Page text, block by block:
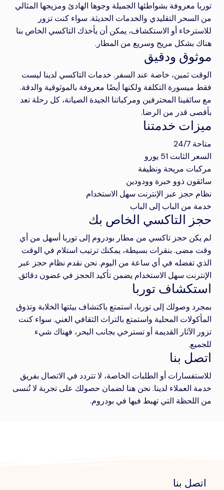
توربا معروفة بشواطئها الجميلة وجوها الهادئ ومزيجها المثالي
من السحر التقليدي والخدمات الحديثة. سواء كنت تزور
للاسترخاء أو الاستكشاف، يمكن أن يأخذك التاكسي الخاص بنا
هناك بشكل مريح وسريع من المطار.
موثوق ودقيق
الوقت ثمين، خاصة عند السفر. خدمات التاكسي لدينا ليست
فقط ميسورة التكلفة ولكنها أيضًا معروفة بالموثوقية والدقة.
مع سائقينا المحترفين ومركباتنا الجيدة الصيانة، كل رحلة تعد
بأقصى قدر من الرضا.
ميزات خدمتنا
متاحة 24/7
السعر الثابت 51 يورو
مركبات مريحة ونظيفة
سائقون ذوو خبرة وودودين
نظام حجز عبر الإنترنت سهل الاستخدام
خدمة من الباب إلى الباب
حجز التاكسي الخاص بك
لم يكن حجز تاكسي من مطار بودروم إلى توربا أسهل من أي
وقت مضى. بنقرات بسيطة، يمكنك ترتيب استلام في الوقت
الذي تفضله في أي ساعة من اليوم. نحن نقدم نظام حجز عبر
الإنترنت سهل الاستخدام يضمن تأكيد الحجز في غضون دقائق.
استكشاف توربا
بمجرد وصولك إلى توربا، استمتع باكتشاف بيئتها الخلابة وتذوق
المأكولات المحلية واستمتع بالتراث الثقافي الغني. سواء كنت
تزور الآثار القديمة أو تسترخي بجانب البحر، فهناك شيء
للجميع.
اتصل بنا
للاستفسارات أو الطلبات الخاصة، لا تتردد في الاتصال بفريق
خدمة العملاء لدينا. نحن هنا لضمان حصولك على تجربة لا تُنسى
من اللحظة التي تهبط فيها في بودروم.
اتصل بنا